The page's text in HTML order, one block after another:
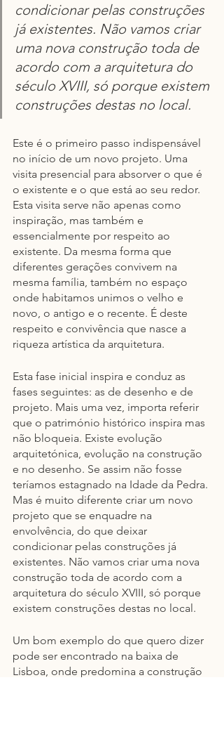
condicionar pelas construções
já existentes. Não vamos criar
uma nova construção toda de
acordo com a arquitetura do
século XVIII, só porque existem
construções destas no local.
Este é o primeiro passo indispensável
no início de um novo projeto. Uma
visita presencial para absorver o que é
o existente e o que está ao seu redor.
Esta visita serve não apenas como
inspiração, mas também e
essencialmente por respeito ao
existente. Da mesma forma que
diferentes gerações convivem na
mesma família, também no espaço
onde habitamos unimos o velho e
novo, o antigo e o recente. É deste
respeito e convivência que nasce a
riqueza artística da arquitetura.
Esta fase inicial inspira e conduz as
fases seguintes: as de desenho e de
projeto. Mais uma vez, importa referir
que o património histórico inspira mas
não bloqueia. Existe evolução
arquitetónica, evolução na construção
e no desenho. Se assim não fosse
teríamos estagnado na Idade da Pedra.
Mas é muito diferente criar um novo
projeto que se enquadre na
envolvência, do que deixar
condicionar pelas construções já
existentes. Não vamos criar uma nova
construção toda de acordo com a
arquitetura do século XVIII, só porque
existem construções destas no local.
Um bom exemplo do que quero dizer
pode ser encontrado na baixa de
Lisboa, onde predomina a construção